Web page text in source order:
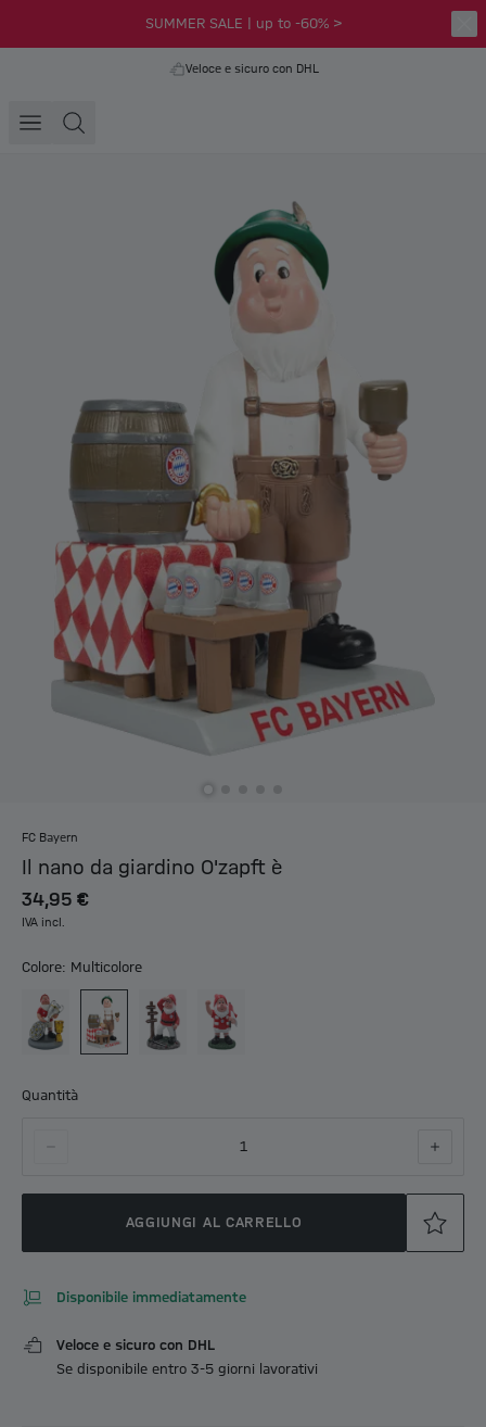
SUMMER SALE | up to -60% >
Veloce e sicuro con DHL
FC Bayern
Il nano da giardino O'zapft è
34,95 €
IVA incl.
Colore: Multicolore
Quantità
1
AGGIUNGI AL CARRELLO
Disponibile immediatamente
Veloce e sicuro con DHL
Se disponibile entro 3-5 giorni lavorativi